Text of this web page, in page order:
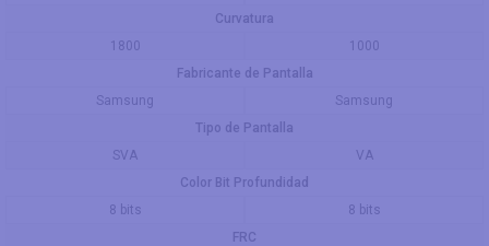
Curvatura
1800
1000
Fabricante de Pantalla
Samsung
Samsung
Tipo de Pantalla
SVA
VA
Color Bit Profundidad
8 bits
8 bits
FRC